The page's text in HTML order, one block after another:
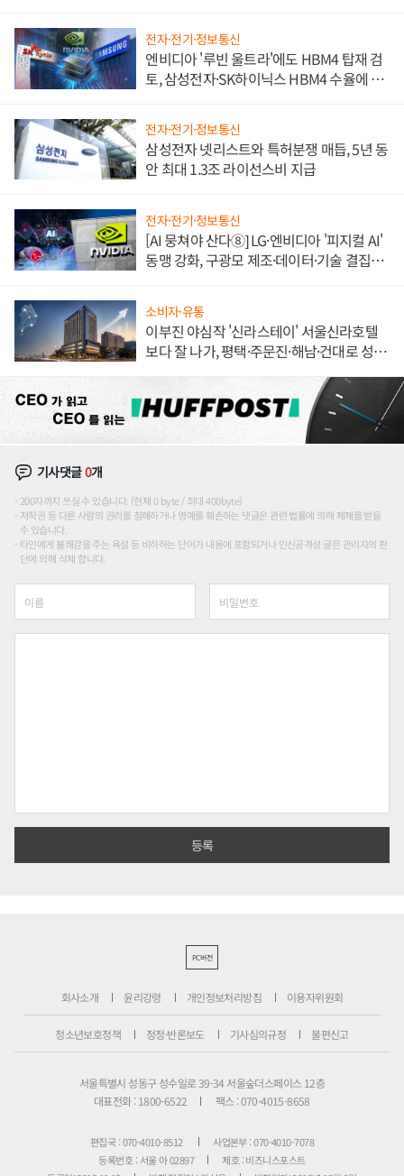
전자·전기·정보통신
엔비디아 '루빈 울트라'에도 HBM4 탑재 검
토, 삼성전자·SK하이닉스 HBM4 수율에 주
전자·전기·정보통신
삼성전자 넷리스트와 특허분쟁 매듭, 5년 동
안 최대 1.3조 라이선스비 지급
전자·전기·정보통신
[AI 뭉쳐야 산다⑧] LG·엔비디아 '피지컬 AI'
동맹 강화, 구광모 제조·데이터·기술 결집
소비자·유통
이부진 야심작 '신라스테이' 서울신라호텔
보다 잘 나가, 평택·주문진·해남·건대로 성
기사댓글0개
200자까지 쓰실 수 있습니다. (현재 0 byte / 최대 400byte)
저작권 등 다른 사람의 권리를 침해하거나 명예를 훼손하는 댓글은 관련 법률에 의해 제재를 받을
수 있습니다.
타인에게 불쾌감을 주는 욕설 등 비하하는 단어가 내용에 포함되거나 인신공격성 글은 관리자의 판
단에 의해 삭제 합니다.
PC버전
회사소개 윤리강령 개인정보처리방침 이용자위원회
청소년보호정책 정정·반론보도 기사심의규정 불편신고
서울특별시 성동구 성수일로 39-34 서울숲더스페이스 12층
대표전화 : 1800-6522
팩스 : 070-4015-8658
편집국 : 070-4010-8512
사업본부 : 070-4010-7078
등록번호 : 서울 아 02897
제호 : 비즈니스포스트